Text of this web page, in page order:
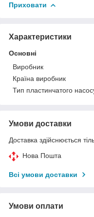
Приховати
Характеристики
Основні
Виробник
Країна виробник
Тип пластинчатого
Умови доставки
Доставка здійснюється
Нова Пошта
Всі умови доставки
Умови оплати